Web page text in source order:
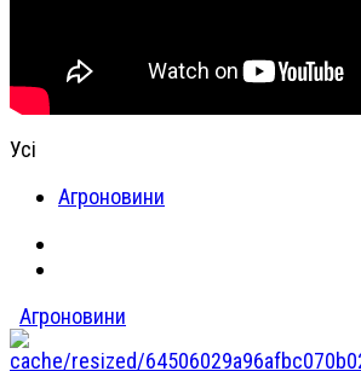
Усі
Агроновини
Агроновини